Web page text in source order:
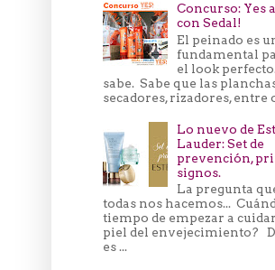
Concurso: Yes
con Sedal!
El peinado es
fundamental
el look
sabe. Sabe que las
secadores, rizadores, entre
Lo nuevo de
Lauder: Set de
prevención,
signos.
La pregunta
todas nos hacemos...
tiempo de empezar a
piel del envejecimiento?
es ...